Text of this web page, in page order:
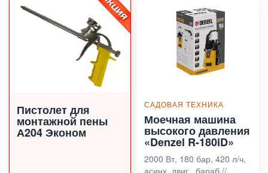
Пистолет для
монтажной пены
А204 Эконом
САДОВАЯ ТЕХНИКА
Моечная машина
высокого давления
«Denzel R-180iD»
2000 Вт, 180 бар, 420 л/ч,